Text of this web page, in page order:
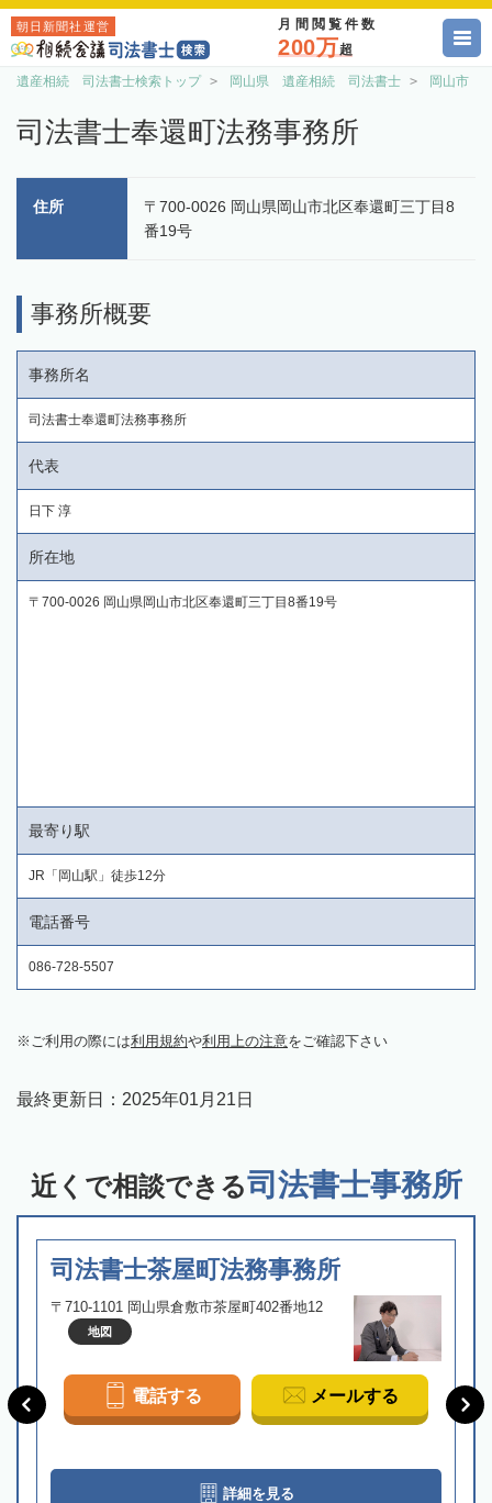
朝日新聞社運営 月間閲覧件数
200万超
遺産相続 司法書士検索トップ 岡山県 遺産相続 司法書士 岡山市
司法書士奉還町法務事務所
住所
〒700-0026 岡山県岡山市北区奉還町三丁目8
番19号
事務所概要
事務所名
司法書士奉還町法務事務所
代表
日下 淳
所在地
〒700-0026 岡山県岡山市北区奉還町三丁目8番19号
最寄り駅
JR「岡山駅」徒歩12分
電話番号
086-728-5507
ご利用の際には利用規約や利用上の注意をご確認下さい
最終更新日： 2025年01月21日
近くで相談できる司法書士事務所
司法書士茶屋町法務事務所
〒710-1101 岡山県倉敷市茶屋町402番地12
地図
電話する メールする
詳細を見る